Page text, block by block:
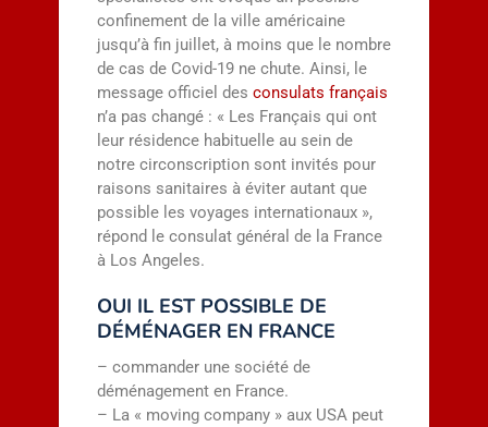
confinement de la ville américaine
jusqu’à fin juillet, à moins que le nombre
de cas de Covid-19 ne chute. Ainsi, le
message officiel des consulats français
n’a pas changé : « Les Français qui ont
leur résidence habituelle au sein de
notre circonscription sont invités pour
raisons sanitaires à éviter autant que
possible les voyages internationaux »,
répond le consulat général de la France
à Los Angeles.
OUI IL EST POSSIBLE DE
DÉMÉNAGER EN FRANCE
– commander une société de
déménagement en France.
– La « moving company » aux USA peut